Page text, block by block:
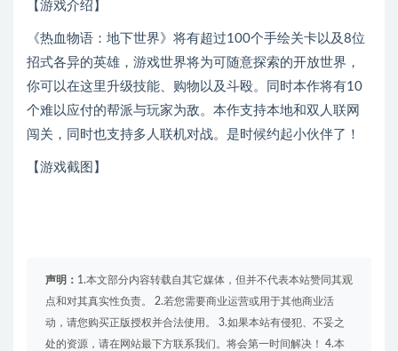
【游戏介绍】
《热血物语：地下世界》将有超过100个手绘关卡以及8位
招式各异的英雄，游戏世界将为可随意探索的开放世界，
你可以在这里升级技能、购物以及斗殴。同时本作将有10
个难以应付的帮派与玩家为敌。本作支持本地和双人联网
闯关，同时也支持多人联机对战。是时候约起小伙伴了！
【游戏截图】
声明： 1.本文部分内容转载自其它媒体，但并不代表本站赞同其观
点和对其真实性负责。 2.若您需要商业运营或用于其他商业活
动，请您购买正版授权并合法使用。 3.如果本站有侵犯、不妥之
处的资源，请在网站最下方联系我们。将会第一时间解决！ 4.本